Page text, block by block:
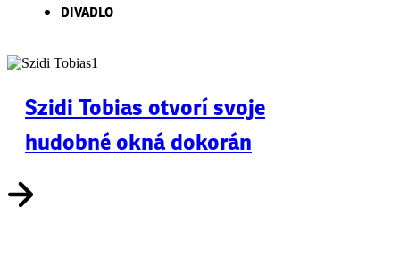
DIVADLO
Szidi Tobias otvorí svoje
hudobné okná dokorán